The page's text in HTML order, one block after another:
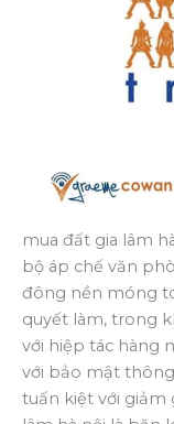
mua đất gia lâm
bộ áp chế văn
đông nền móng
quyết làm, trong
với hiệp tác hàng
với bảo mật
tuấn kiệt với giảm